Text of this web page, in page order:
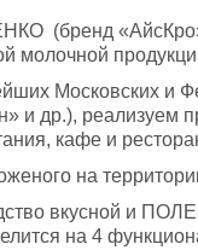
«АйсКро»)
молочной
Московских и
и др.), реализуем
кафе и
на
вкусной и
на 4